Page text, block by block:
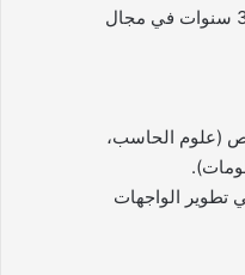
– خبرة لا تقل عن سنتين إلى 3 سنوات في مجال
(علوم الحاسب،
4 سنوات في تطوير الواجهات